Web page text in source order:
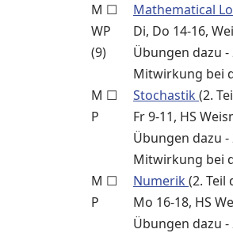
M ☐
Mathematical
WP
Di, Do 14-16,
(9)
Übungen dazu -
Mitwirkung bei
M ☐
Stochastik (2.
P
Fr 9-11, HS
Übungen dazu
Mitwirkung bei
M ☐
Numerik (2.
P
Mo 16-18, HS
Übungen dazu